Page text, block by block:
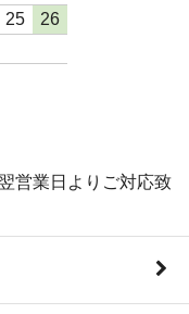
25
26
営業日よりご対応致